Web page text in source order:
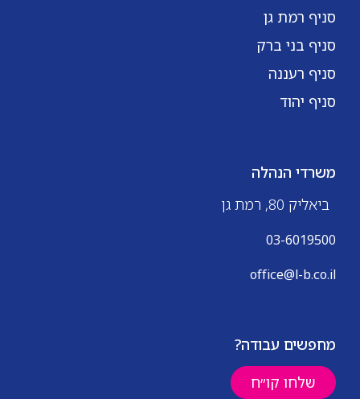
סניף רמת גן
סניף בני ברק
סניף רעננה
סניף יהוד
משרדי הנהלה
ביאליק 80, רמת גן
03-6019500
office@l-b.co.il
מחפשים עבודה?
שלחו קו״ח